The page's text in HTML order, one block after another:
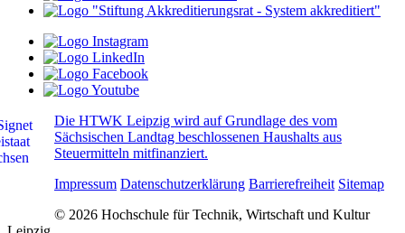
Die HTWK Leipzig wird auf Grundlage des vom
Sächsischen Landtag beschlossenen Haushalts aus
Steuermitteln mitfinanziert.
Impressum Datenschutzerklärung Barrierefreiheit Sitemap
© 2026 Hochschule für Technik, Wirtschaft und Kultur